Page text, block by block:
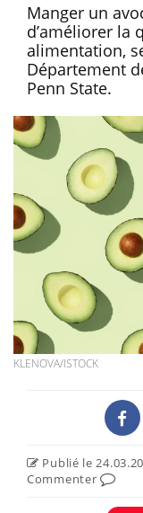
Manger un
d’améliorer la
alimentation,
Département
Penn State.
KLENOVA/ISTOCK
Publié le
Commenter